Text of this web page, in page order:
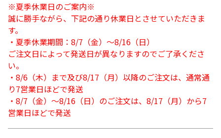
※夏季休業日のご案内※
誠に勝手ながら、下記の通り休業日とさせていただきま
す。
・夏季休業期間：8/7（金）～8/16（日）
ご注文日によって発送日が異なりますのでご了承くださ
い。
・8/6（木）まで及び8/17（月）以降のご注文は、通常通
り7営業日ほどで発送
・8/7（金）～8/16（日）のご注文は、8/17（月）から7
営業日ほどで発送